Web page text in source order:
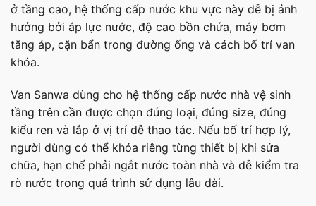
ở tầng cao, hệ thống cấp nước khu vực này dễ bị ảnh
hưởng bởi áp lực nước, độ cao bồn chứa, máy bơm
tăng áp, cặn bẩn trong đường ống và cách bố trí van
khóa.
Van Sanwa dùng cho hệ thống cấp nước nhà vệ sinh
tầng trên cần được chọn đúng loại, đúng size, đúng
kiểu ren và lắp ở vị trí dễ thao tác. Nếu bố trí hợp lý,
người dùng có thể khóa riêng từng thiết bị khi sửa
chữa, hạn chế phải ngắt nước toàn nhà và dễ kiểm tra
rò nước trong quá trình sử dụng lâu dài.